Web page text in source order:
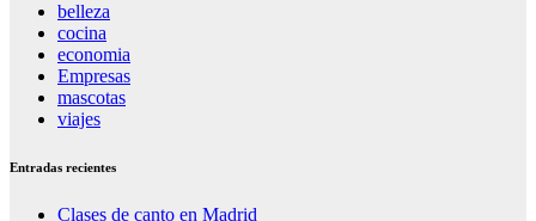
belleza
cocina
economia
Empresas
mascotas
viajes
Entradas recientes
Clases de canto en Madrid